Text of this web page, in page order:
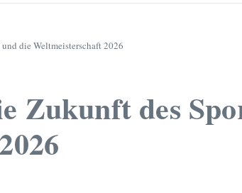
die Weltmeisterschaft 2026
Zukunft des